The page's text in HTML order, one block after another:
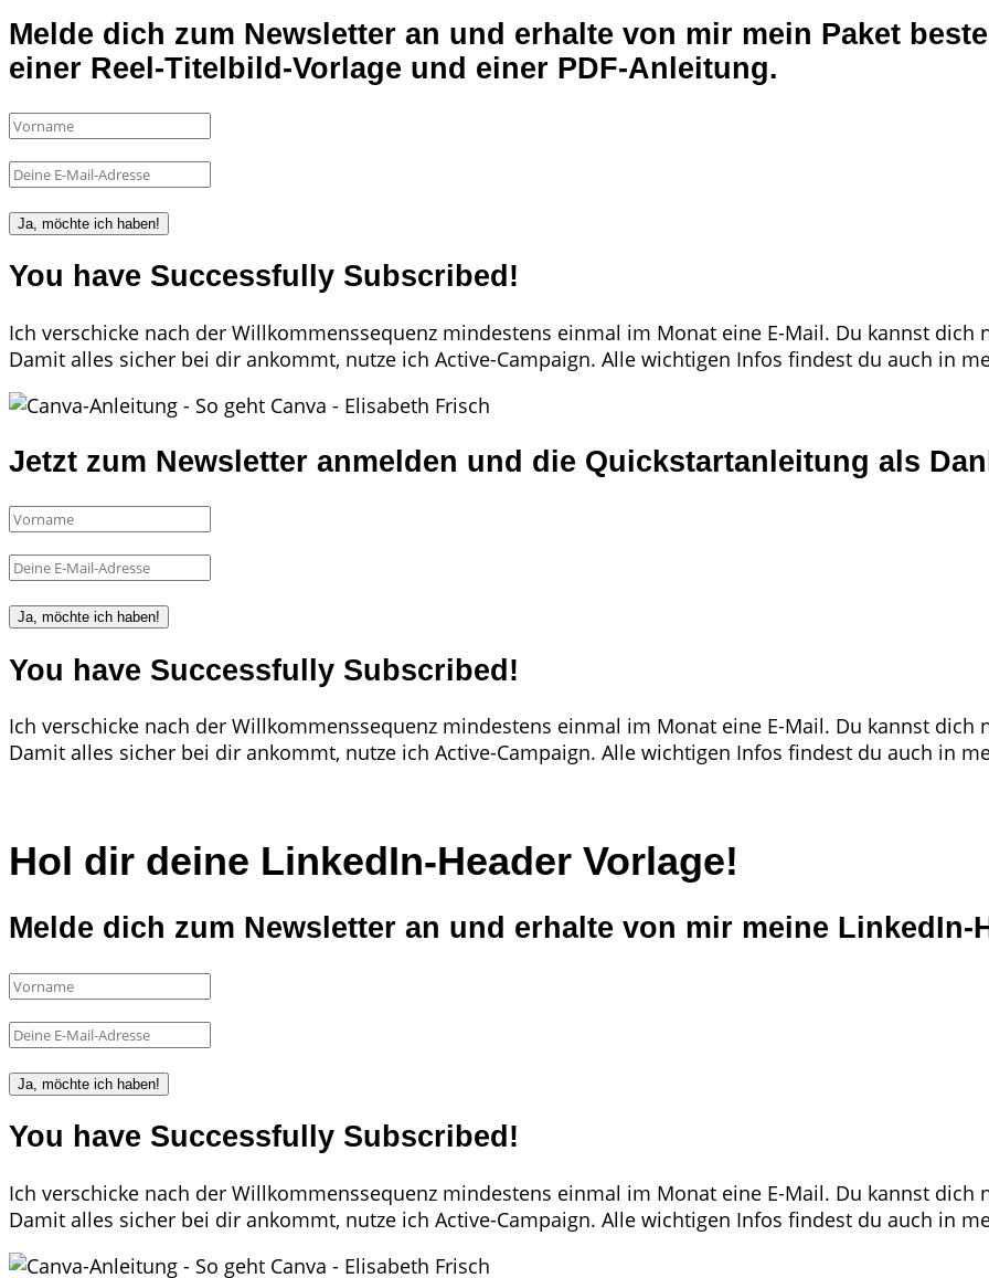
Melde dich zum Newsletter an und erhalte von mir mein Paket
einer Reel-Titelbild-Vorlage und einer PDF-Anleitung.
Ja, möchte ich haben!
You have Successfully Subscribed!
Ich verschicke nach der Willkommenssequenz mindestens einmal im Monat eine E-Mail. Du kannst
Damit alles sicher bei dir ankommt, nutze ich Active-Campaign. Alle wichtigen Infos findest du auch in
Jetzt zum Newsletter anmelden und die Quickstartanleitung als
Ja, möchte ich haben!
You have Successfully Subscribed!
Ich verschicke nach der Willkommenssequenz mindestens einmal im Monat eine E-Mail. Du kannst
Damit alles sicher bei dir ankommt, nutze ich Active-Campaign. Alle wichtigen Infos findest du auch in
Hol dir deine LinkedIn-Header Vorlage!
Melde dich zum Newsletter an und erhalte von mir meine LinkedIn-
Ja, möchte ich haben!
You have Successfully Subscribed!
Ich verschicke nach der Willkommenssequenz mindestens einmal im Monat eine E-Mail. Du kannst
Damit alles sicher bei dir ankommt, nutze ich Active-Campaign. Alle wichtigen Infos findest du auch in